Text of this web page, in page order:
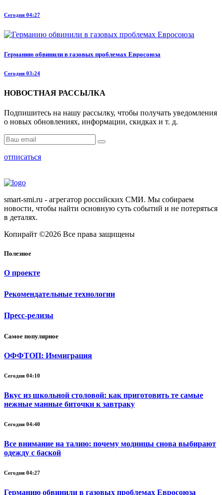
Сегодня 04:27
Германию обвинили в газовых проблемах Евросоюза
Сегодня 03:24
НОВОСТНАЯ РАССЫЛКА
Подпишитесь на нашу рассылку, чтобы получать уведомления
о новых обновлениях, информации, скидках и т. д.
отписаться
smart-smi.ru - агрегатор российских СМИ. Мы собираем
новости, чтобы найти основную суть событий и не потеряться
в деталях.
Копирайт ©2026 Все права защищены
Полезное
О проекте
Рекомендательные технологии
Пресс-релизы
Самое популярное
ОФФТОП: Иммиграция
Сегодня 04:10
Вкус из школьной столовой: как приготовить те самые
нежные манные биточки к завтраку
Сегодня 04:40
Все внимание на талию: почему модницы снова выбирают
одежду с баской
Сегодня 04:27
Германию обвинили в газовых проблемах Евросоюза